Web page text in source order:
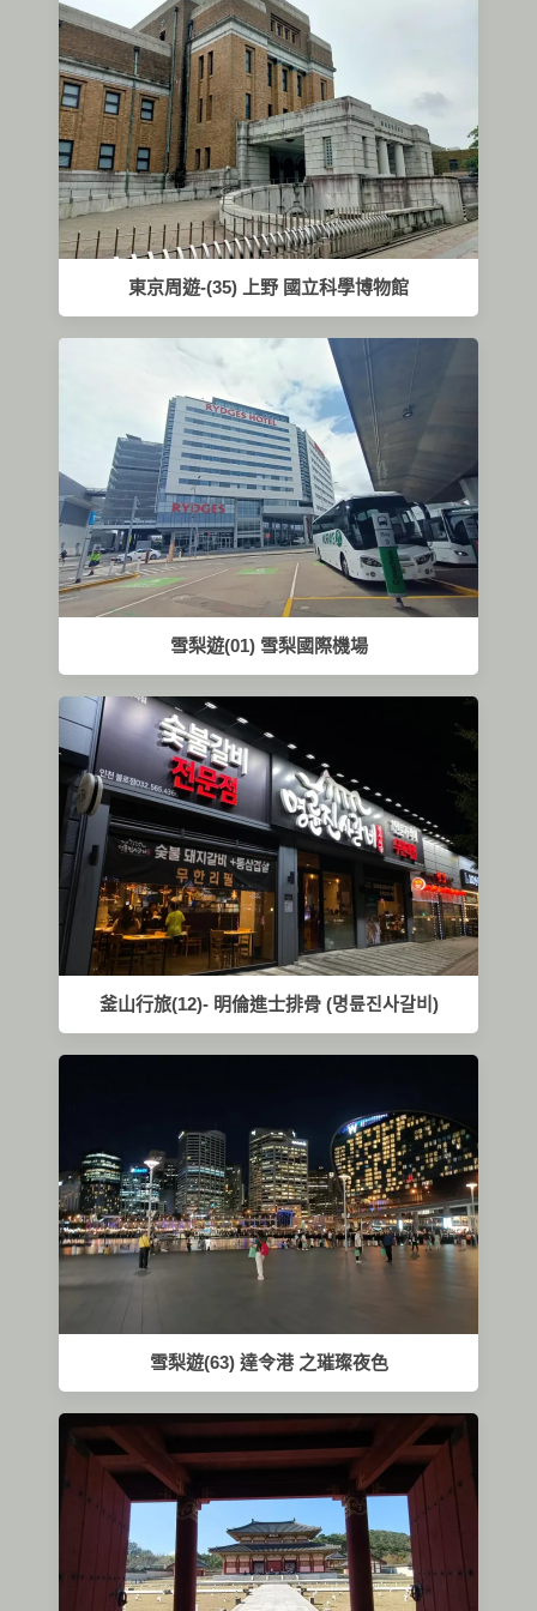
東京周遊-(35) 上野 國立科學博物館
雪梨遊(01) 雪梨國際機場
釜山行旅(12)- 明倫進士排骨 (명륜진사갈비)
雪梨遊(63) 達令港 之璀璨夜色